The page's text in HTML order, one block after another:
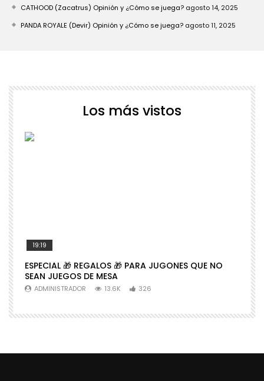
CATHOOD (Zacatrus) Opinión y ¿Cómo se juega? agosto 14, 2025
PANDA ROYALE (Devir) Opinión y ¿Cómo se juega? agosto 11, 2025
Los más vistos
19:19
ESPECIAL 🎁 REGALOS 🎁 PARA JUGONES QUE NO
SEAN JUEGOS DE MESA
ADMINISTRADOR 13.6K 326